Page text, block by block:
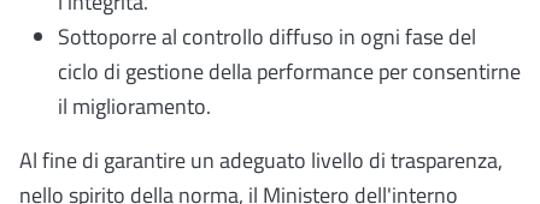
Sottoporre al controllo diffuso in ogni fase del
ciclo di gestione della performance per consentirne
il miglioramento.
Al fine di garantire un adeguato livello di trasparenza,
nello spirito della norma, il Ministero dell'interno